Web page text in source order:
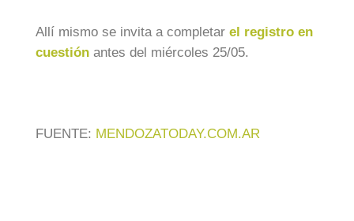
Allí mismo se invita a completar el registro en
cuestión antes del miércoles 25/05.
FUENTE: MENDOZATODAY.COM.AR